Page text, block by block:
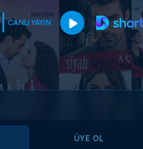
CANLI YAYIN
ÜYE OL